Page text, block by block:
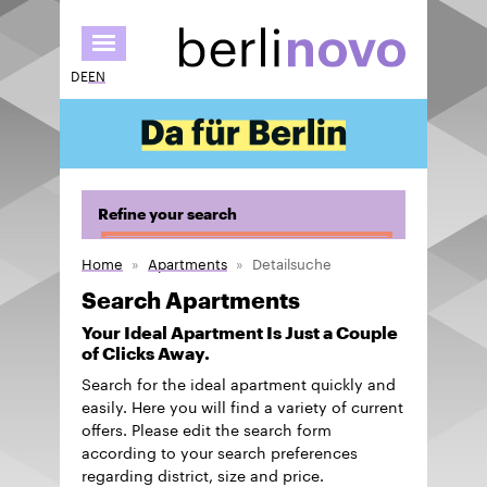
to
main
DEEN
Refine your search
Home Apartments Detailsuche
Search Apartments
Your Ideal Apartment Is Just a Couple
of Clicks Away.
Search for the ideal apartment quickly and
easily. Here you will find a variety of current
offers. Please edit the search form
according to your search preferences
regarding district, size and price.